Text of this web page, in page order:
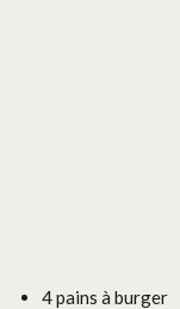
4 pains à burger